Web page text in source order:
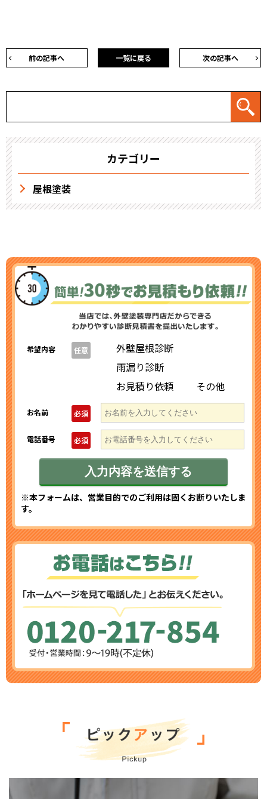
前の記事へ 次の記事へ
一覧に戻る
カテゴリー
屋根塗装
希望内容 任意
外壁屋根診断
雨漏り診断
お見積り依頼
その他
お名前 必須
電話番号 必須
※本フォームは、営業目的でのご利用は固くお断りいたしま
す。